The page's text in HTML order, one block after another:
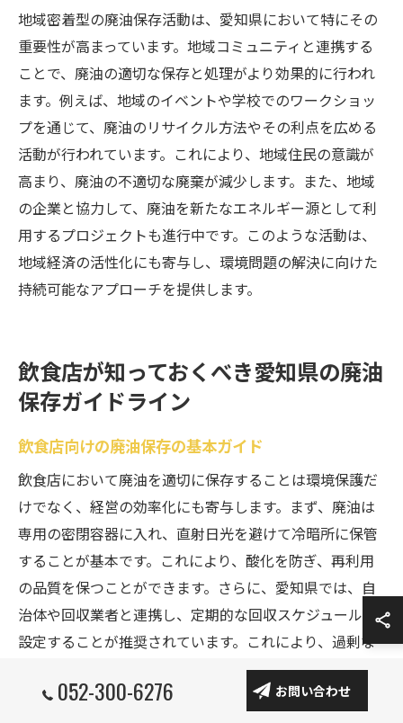
地域密着型の廃油保存活動は、愛知県において特にその
重要性が高まっています。地域コミュニティと連携する
ことで、廃油の適切な保存と処理がより効果的に行われ
ます。例えば、地域のイベントや学校でのワークショッ
プを通じて、廃油のリサイクル方法やその利点を広める
活動が行われています。これにより、地域住民の意識が
高まり、廃油の不適切な廃棄が減少します。また、地域
の企業と協力して、廃油を新たなエネルギー源として利
用するプロジェクトも進行中です。このような活動は、
地域経済の活性化にも寄与し、環境問題の解決に向けた
持続可能なアプローチを提供します。
飲食店が知っておくべき愛知県の廃油
保存ガイドライン
飲食店向けの廃油保存の基本ガイド
飲食店において廃油を適切に保存することは環境保護だ
けでなく、経営の効率化にも寄与します。まず、廃油は
専用の密閉容器に入れ、直射日光を避けて冷暗所に保管
することが基本です。これにより、酸化を防ぎ、再利用
の品質を保つことができます。さらに、愛知県では、自
治体や回収業者と連携し、定期的な回収スケジュールを
設定することが推奨されています。これにより、過剰な
廃油の蓄積を防ぎ、迅速な処理が可能です。また、従業
員に対しては廃油の取り扱いに関する研修を行うこと
052-300-6276 お問い合わせ